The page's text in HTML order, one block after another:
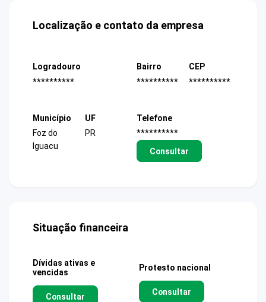
Localização e contato da empresa
Logradouro
**********
Bairro
**********
CEP
**********
Município
Foz do
Iguacu
UF
PR
Telefone
**********
Consultar
Situação financeira
Dívidas ativas e
vencidas
Consultar
Protesto nacional
Consultar